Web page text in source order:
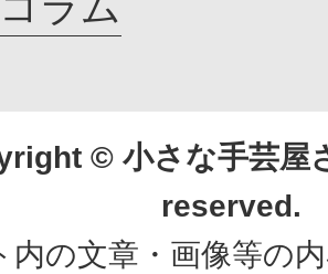
© 小さな手芸屋
reserved.
内の文章・画像等の